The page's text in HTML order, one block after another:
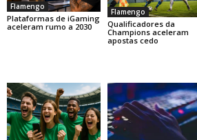
Flamengo
Plataformas de iGaming
aceleram rumo a 2030
Flamengo
Qualificadores da
Champions aceleram
apostas cedo